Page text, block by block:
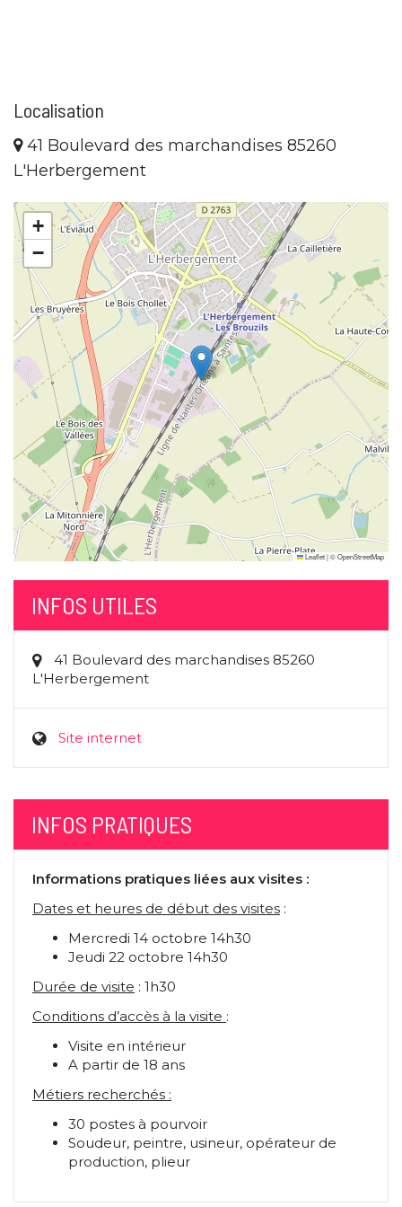
Localisation
41 Boulevard des marchandises 85260
L'Herbergement
+
−
Leaflet|©OpenStreetMap
INFOS UTILES
41 Boulevard des marchandises 85260
L'Herbergement
Site internet
INFOS PRATIQUES
Informations pratiques liées aux visites :
Dates et heures de début des visites :
Mercredi 14 octobre 14h30
Jeudi 22 octobre 14h30
Durée de visite : 1h30
Conditions d’accès à la visite :
Visite en intérieur
A partir de 18 ans
Métiers recherchés :
30 postes à pourvoir
Soudeur, peintre, usineur, opérateur de
production, plieur